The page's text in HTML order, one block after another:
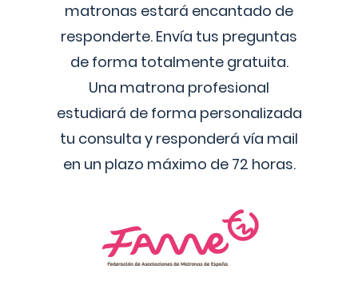
matronas estará encantado de
responderte. Envía tus preguntas
de forma totalmente gratuita.
Una matrona profesional
estudiará de forma personalizada
tu consulta y responderá vía mail
en un plazo máximo de 72 horas.